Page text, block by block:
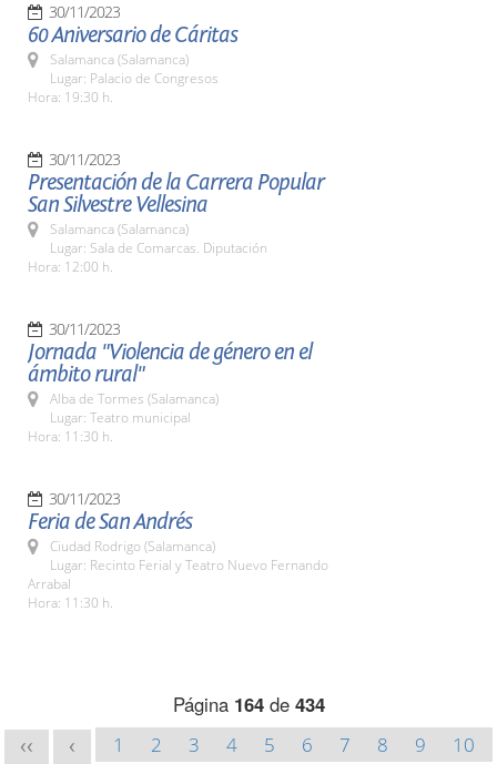
30/11/2023
60 Aniversario de Cáritas
Salamanca (Salamanca)
Lugar: Palacio de Congresos
Hora: 19:30 h.
30/11/2023
Presentación de la Carrera Popular
San Silvestre Vellesina
Salamanca (Salamanca)
Lugar: Sala de Comarcas. Diputación
Hora: 12:00 h.
30/11/2023
Jornada "Violencia de género en el
ámbito rural"
Alba de Tormes (Salamanca)
Lugar: Teatro municipal
Hora: 11:30 h.
30/11/2023
Feria de San Andrés
Ciudad Rodrigo (Salamanca)
Lugar: Recinto Ferial y Teatro Nuevo Fernando
Arrabal
Hora: 11:30 h.
Página 164de 434
<< < 1 2 3 4 5 6 7 8 9
10